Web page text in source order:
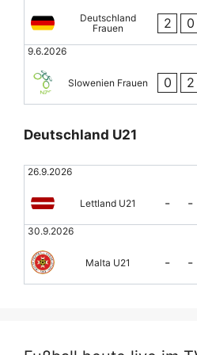
Deutschland
Frauen
2 0
9.6.2026
Slowenien Frauen 0 2
Deutschland U21
26.9.2026
Lettland U21 - -
30.9.2026
Malta U21 - -